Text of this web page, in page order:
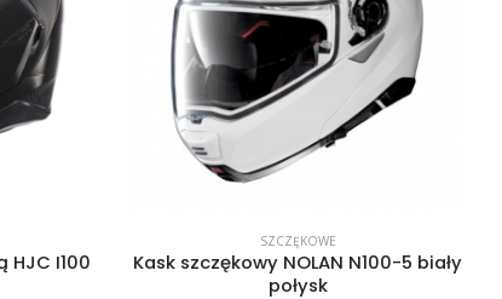
HJC I100
SZCZĘKOWE
Kask szczękowy NOLAN N100-5 biały
połysk